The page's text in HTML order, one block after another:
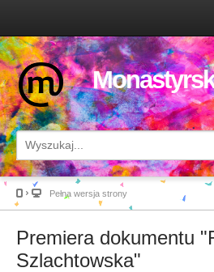
Pełna wersja strony
Premiera dokumentu
Szlachtowska"